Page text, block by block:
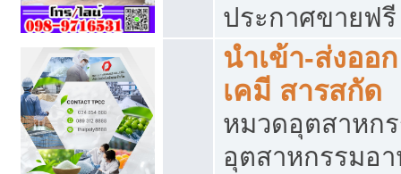
ประกาศขายฟรี
นำเข้า-ส่งออ
เคมี สารสกัด
หมวดอุตสาหก
อุตสาหกรรมอา